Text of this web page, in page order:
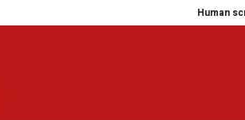
Human screen festival à